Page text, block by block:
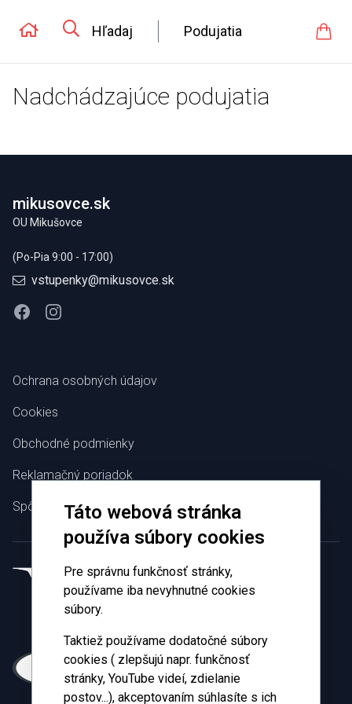
Hľadaj Podujatia
Nadchádzajúce podujatia
mikusovce.sk
OU Mikušovce
(Po-Pia 9:00 - 17:00)
vstupenky@mikusovce.sk
FacebookInstagram
Ochrana osobných údajov
Cookies
Obchodné podmienky
Reklamačný poriadok
Spôsoby platbyTáto webová stránka
používa súbory cookies
Pre správnu funkčnosť stránky,
používame iba nevyhnutné cookies
súbory.
Taktiež používame dodatočné súbory
cookies ( zlepšujú napr. funkčnosť
stránky, YouTube videí, zdielanie
postov...), akceptovaním súhlasíte s ich